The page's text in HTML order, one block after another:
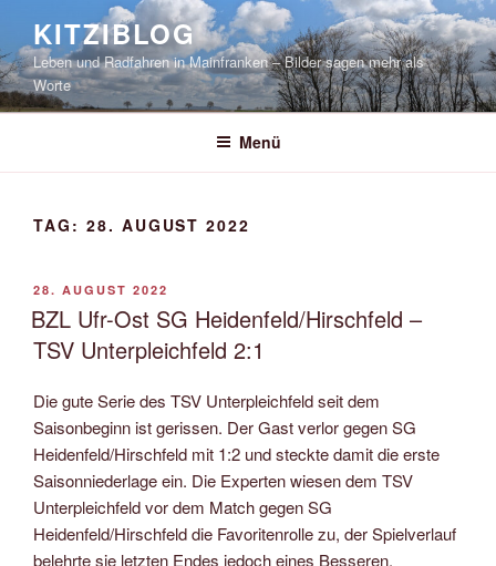
springen
KITZIBLOG
Leben und Radfahren in Mainfranken – Bilder sagen mehr als
Worte
Menü
TAG: 28. AUGUST 2022
VERÖFFENTLICHT
AM
28. AUGUST 2022
BZL Ufr-Ost SG Heidenfeld/Hirschfeld –
TSV Unterpleichfeld 2:1
Die gute Serie des TSV Unterpleichfeld seit dem
Saisonbeginn ist gerissen. Der Gast verlor gegen SG
Heidenfeld/Hirschfeld mit 1:2 und steckte damit die erste
Saisonniederlage ein. Die Experten wiesen dem TSV
Unterpleichfeld vor dem Match gegen SG
Heidenfeld/Hirschfeld die Favoritenrolle zu, der Spielverlauf
belehrte sie letzten Endes jedoch eines Besseren.